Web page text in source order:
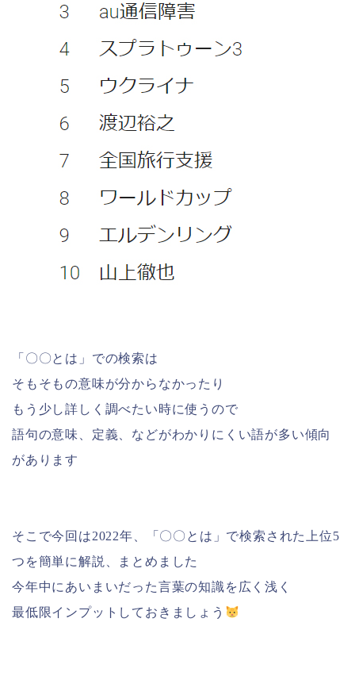
「〇〇とは」での検索は
そもそもの意味が分からなかったり
もう少し詳しく調べたい時に使うので
語句の意味、定義、などがわかりにくい語が多い傾向
があります
そこで今回は2022年、「〇〇とは」で検索された上位5
つを簡単に解説、まとめました
今年中にあいまいだった言葉の知識を広く浅く
最低限インプットしておきましょう